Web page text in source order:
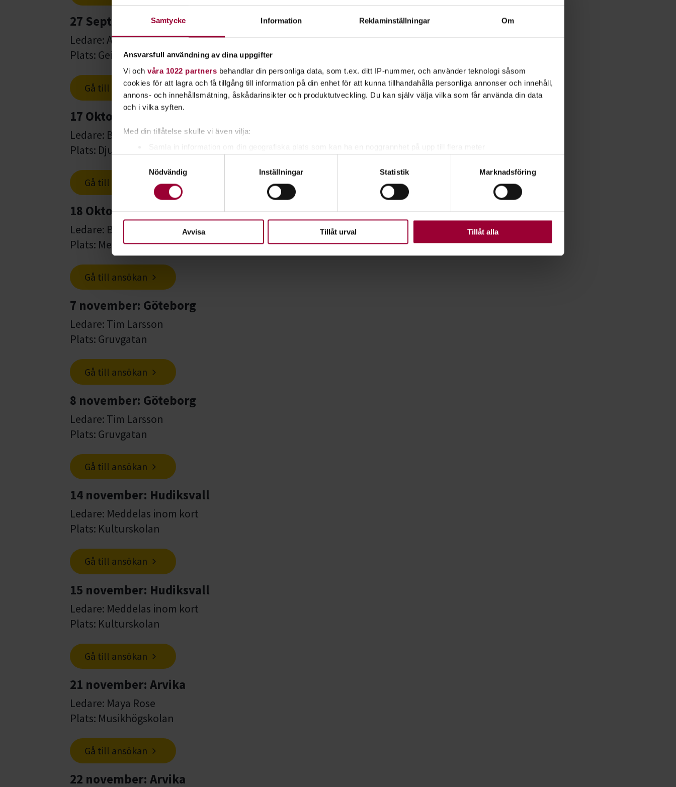
Samtycke Information Reklaminställningar Om
Ansvarsfull användning av dina uppgifter
Vi och våra 1022 partners behandlar din personliga data, som t.ex. ditt IP-nummer, och använder teknologi såsom
cookies för att lagra och få tillgång till information på din enhet för att kunna tillhandahålla personliga annonser och innehåll,
annons- och innehållsmätning, åskådarinsikter och produktutveckling. Du kan själv välja vilka som får använda din data
och i vilka syften.
Med din tillåtelse skulle vi även vilja:
Samla in information om din geografiska plats som kan ha en noggrannhet på upp till flera meter
Ta reda på mer om hur dina personliga uppgifter behandlas och ställ in dina preferenser i
detaljsektionen . Du kan ändra
eller dra tillbaka ditt samtycke när som helst från cookie-förklaringen.
För att du ska få en så bra upplevelse som möjligt använder vi kakor (cookies) på vår webbplats. Vissa kakor är
Nödvändig
Inställningar Statistik Marknadsföring
Avvisa Tillåt urval Tillåt alla
27 September: Ransäter
Ledare: Andreas Werling
Plats: Geijerskolan
Gå till ansökan
17 Oktober: Gagnef
Ledare: Beatrice Jaksch
Plats: Djuråsskolan
Gå till ansökan
18 Oktober: Borlänge
Ledare: Beatrice Jaksch
Plats: Meddelas inom kort
Gå till ansökan
7 november: Göteborg
Ledare: Tim Larsson
Plats: Gruvgatan
Gå till ansökan
8 november: Göteborg
Ledare: Tim Larsson
Plats: Gruvgatan
Gå till ansökan
14 november: Hudiksvall
Ledare: Meddelas inom kort
Plats: Kulturskolan
Gå till ansökan
15 november: Hudiksvall
Ledare: Meddelas inom kort
Plats: Kulturskolan
Gå till ansökan
21 november: Arvika
Ledare: Maya Rose
Plats: Musikhögskolan
Gå till ansökan
22 november: Arvika